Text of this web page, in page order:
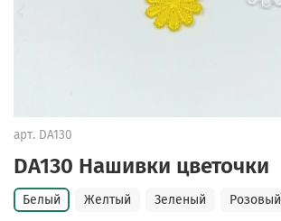
арт. DA130
DA130 Нашивки цветочки
Белый Желтый Зеленый Розовый